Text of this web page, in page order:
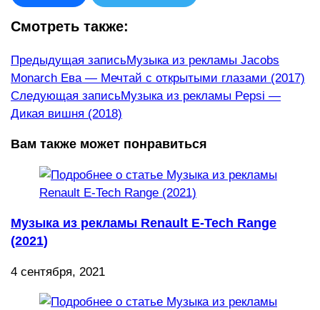
Смотреть также:
Еще
статьи
Предыдущая записьМузыка из рекламы Jacobs
Monarch Ева — Мечтай с открытыми глазами (2017)
Следующая записьМузыка из рекламы Pepsi —
Дикая вишня (2018)
Вам также может понравиться
Музыка из рекламы Renault E-Tech Range
(2021)
4 сентября, 2021